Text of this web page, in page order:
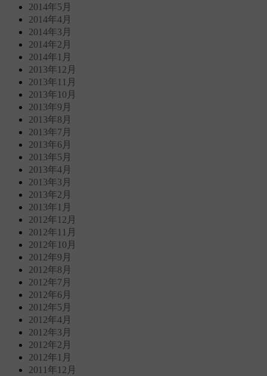
2014年5月
2014年4月
2014年3月
2014年2月
2014年1月
2013年12月
2013年11月
2013年10月
2013年9月
2013年8月
2013年7月
2013年6月
2013年5月
2013年4月
2013年3月
2013年2月
2013年1月
2012年12月
2012年11月
2012年10月
2012年9月
2012年8月
2012年7月
2012年6月
2012年5月
2012年4月
2012年3月
2012年2月
2012年1月
2011年12月